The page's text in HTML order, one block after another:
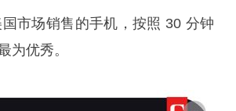
市场销售的手机，按照 30 分钟
为优秀。